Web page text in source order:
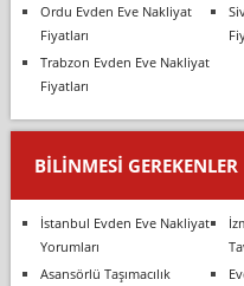
Ordu Evden Eve Nakliyat
Fiyatları
Trabzon Evden Eve Nakliyat
Fiyatları
BILINMESI GEREKENLER
İstanbul Evden Eve Nakliyat
Yorumları
Asansörlü Taşımacılık